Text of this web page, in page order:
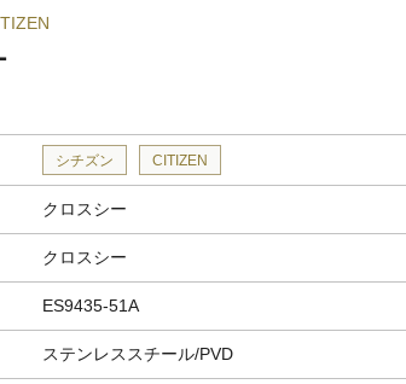
シチズン CITIZEN
クロスシー
クロスシー
ES9435-51A
ステンレススチール/PVD